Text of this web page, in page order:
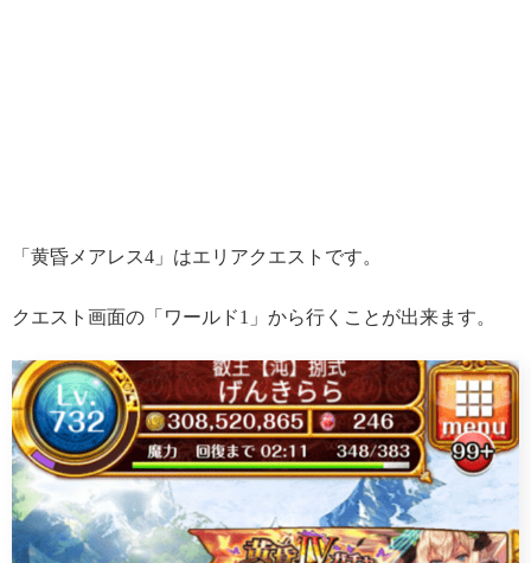
「黄昏メアレス4」はエリアクエストです。
クエスト画面の「ワールド1」から行くことが出来ます。